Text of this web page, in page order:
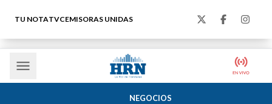
TU NOTATVCEMISORAS UNIDAS
NEGOCIOS